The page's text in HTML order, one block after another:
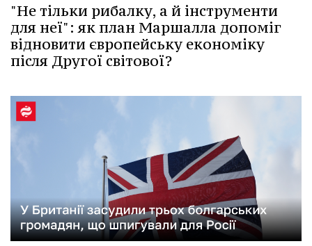
"Не тільки рибалку, а й інструменти
для неї": як план Маршалла допоміг
відновити європейську економіку
після Другої світової?